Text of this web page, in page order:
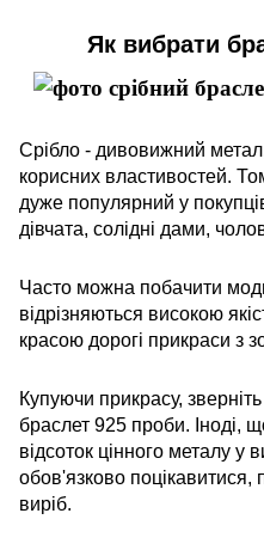
Як вибрати
Срібло - дивовижний
корисних властивостей.
дуже популярний у
дівчата, солідні дами,
Часто можна побачити
відрізняються високою
красою дорогі прикраси з
Купуючи прикрасу,
браслет 925 проби. Іноді,
відсоток цінного металу у
обов'язково поцікавитися,
виріб.